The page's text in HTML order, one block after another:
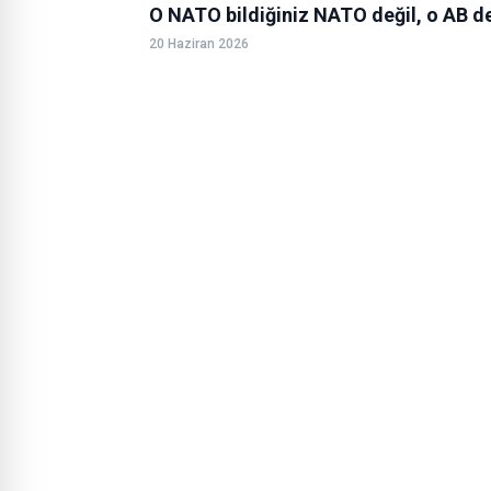
O NATO bildiğiniz NATO değil, o AB
20 Haziran 2026